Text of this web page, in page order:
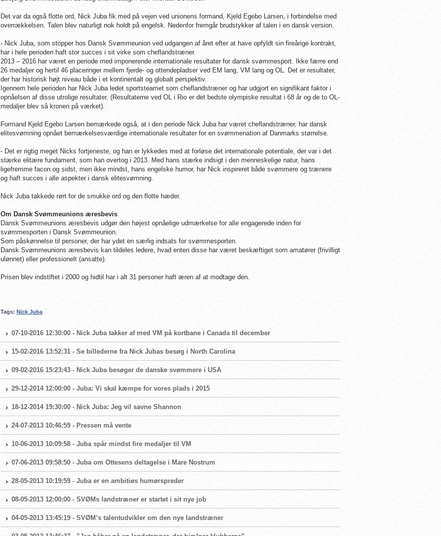
Det var da også flotte ord, Nick Juba fik med på vejen ved unionens formand, Kjeld Egebo Larsen, i forbindelse med
overrækkelsen. Talen blev naturligt nok holdt på engelsk. Nedenfor fremgår brudstykker af talen i en dansk version.
- Nick Juba, som stopper hos Dansk Svømmeunion ved udgangen af året efter at have opfyldt sin fireårige kontrakt,
har i hele perioden haft stor succes i sit virke som cheflandstræner.
2013 – 2016 har været en periode med imponerende internationale resultater for dansk svømmesport. Ikke færre end
26 medaljer og hertil 46 placeringer mellem fjerde- og ottendepladser ved EM lang, VM lang og OL. Det er resultater,
der har historisk højt niveau både i et kontinentalt og globalt perspektiv.
Igennem hele perioden har Nick Juba ledet sportsteamet som cheflandstræner og har udgjort en signifikant faktor i
opnåelsen af disse utrolige resultater. (Resultaterne ved OL i Rio er det bedste olympiske resultat i 68 år og de to OL-
medaljer blev så kronen på værket).
Formand Kjeld Egebo Larsen bemærkede også, at i den periode Nick Juba har været cheflandstræner, har dansk
elitesvømning opnået bemærkelsesværdige internationale resultater for en svømmenation af Danmarks størrelse.
- Det er rigtig meget Nicks fortjeneste, og han er lykkedes med at forløse det internationale potentiale, der var i det
stærke elitære fundament, som han overtog i 2013. Med hans stærke indsigt i den menneskelige natur, hans
ligefremme facon og sidst, men ikke mindst, hans engelske humor, har Nick inspireret både svømmere og trænere
og haft succes i alle aspekter i dansk elitesvømning.
Nick Juba takkede rørt for de smukke ord og den flotte hæder.
Om Dansk Svømmeunions æresbevis
Dansk Svømmeunions æresbevis udgør den højest opnåelige udmærkelse for alle engagerede inden for
svømmesporten i Dansk Svømmeunion.
Som påskønnelse til personer, der har ydet en særlig indsats for svømmesporten.
Dansk Svømmeunions æresbevis kan tildeles ledere, hvad enten disse har været beskæftiget som amatører (frivilligt
ulønnet) eller professionelt (ansatte).
Prisen blev indstiftet i 2000 og hidtil har i alt 31 personer haft æren af at modtage den.
Tags: Nick Juba
07-10-2016 12:30:00 - Nick Juba takker af med VM på kortbane i Canada til december
15-02-2016 13:52:31 - Se billederne fra Nick Jubas besøg i North Carolina
09-02-2016 15:23:43 - Nick Juba besøger de danske svømmere i USA
29-12-2014 12:00:00 - Juba: Vi skal kæmpe for vores plads i 2015
18-12-2014 19:30:00 - Nick Juba: Jeg vil savne Shannon
24-07-2013 10:46:59 - Pressen må vente
10-06-2013 10:09:58 - Juba spår mindst fire medaljer til VM
07-06-2013 09:58:50 - Juba om Ottesens deltagelse i Mare Nostrum
28-05-2013 10:19:59 - Juba er en ambitiøs humørspreder
08-05-2013 12:00:00 - SVØMs landstræner er startet i sit nye job
04-05-2013 13:45:19 - SVØM’s talentudvikler om den nye landstræner